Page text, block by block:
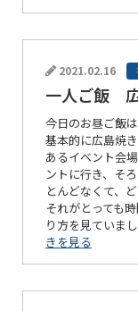
2021.02.16
一人ご飯 広
今日のお昼ご飯
基本的に広島焼
あるイベント会
ントに行き、そ
とんどなくて、
それがとっても
り方を見ていま
きを見る